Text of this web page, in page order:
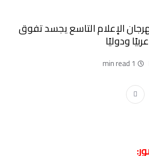
الإعلام التاسع يجسد تفوق
ودوليًا
1 min read